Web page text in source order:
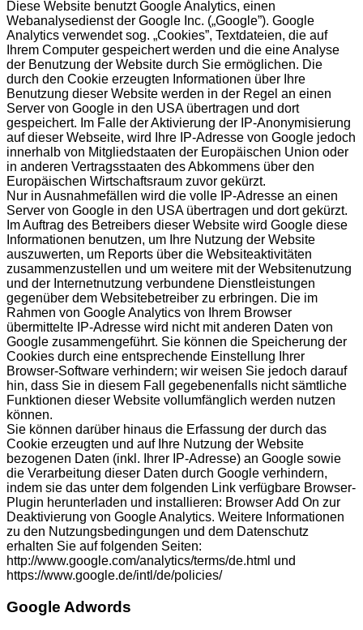
Diese Website benutzt Google Analytics, einen
Webanalysedienst der Google Inc. („Google”). Google
Analytics verwendet sog. „Cookies”, Textdateien, die auf
Ihrem Computer gespeichert werden und die eine Analyse
der Benutzung der Website durch Sie ermöglichen. Die
durch den Cookie erzeugten Informationen über Ihre
Benutzung dieser Website werden in der Regel an einen
Server von Google in den USA übertragen und dort
gespeichert. Im Falle der Aktivierung der IP-Anonymisierung
auf dieser Webseite, wird Ihre IP-Adresse von Google jedoch
innerhalb von Mitgliedstaaten der Europäischen Union oder
in anderen Vertragsstaaten des Abkommens über den
Europäischen Wirtschaftsraum zuvor gekürzt.
Nur in Ausnahmefällen wird die volle IP-Adresse an einen
Server von Google in den USA übertragen und dort gekürzt.
Im Auftrag des Betreibers dieser Website wird Google diese
Informationen benutzen, um Ihre Nutzung der Website
auszuwerten, um Reports über die Websiteaktivitäten
zusammenzustellen und um weitere mit der Websitenutzung
und der Internetnutzung verbundene Dienstleistungen
gegenüber dem Websitebetreiber zu erbringen. Die im
Rahmen von Google Analytics von Ihrem Browser
übermittelte IP-Adresse wird nicht mit anderen Daten von
Google zusammengeführt. Sie können die Speicherung der
Cookies durch eine entsprechende Einstellung Ihrer
Browser-Software verhindern; wir weisen Sie jedoch darauf
hin, dass Sie in diesem Fall gegebenenfalls nicht sämtliche
Funktionen dieser Website vollumfänglich werden nutzen
können.
Sie können darüber hinaus die Erfassung der durch das
Cookie erzeugten und auf Ihre Nutzung der Website
bezogenen Daten (inkl. Ihrer IP-Adresse) an Google sowie
die Verarbeitung dieser Daten durch Google verhindern,
indem sie das unter dem folgenden Link verfügbare Browser-
Plugin herunterladen und installieren: Browser Add On zur
Deaktivierung von Google Analytics. Weitere Informationen
zu den Nutzungsbedingungen und dem Datenschutz
erhalten Sie auf folgenden Seiten:
http://www.google.com/analytics/terms/de.html und
https://www.google.de/intl/de/policies/
Google Adwords